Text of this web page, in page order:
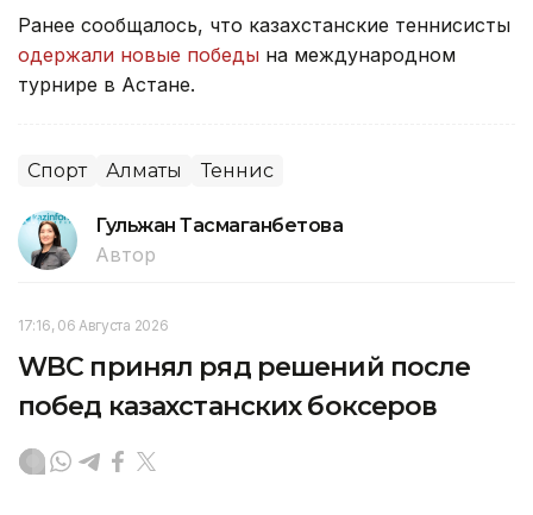
Ранее сообщалось, что казахстанские теннисисты
одержали новые победы на международном
турнире в Астане.
Спорт Алматы Теннис
Гульжан Тасмаганбетова
Автор
17:16, 06 Августа 2026
WBC принял ряд решений после
побед казахстанских боксеров